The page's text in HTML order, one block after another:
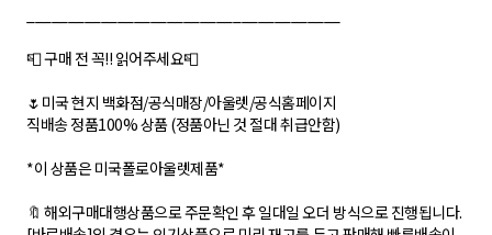
📮 구매 전 꼭!! 읽어주세요📮
🌷미국 현지 백화점/공식매장/아울렛/공식홈페이지
직배송 정품100% 상품 (정품아닌 것 절대 취급안함)
*이 상품은 미국폴로아울렛제품*
🔖 해외구매대행상품으로 주문확인 후 일대일 오더 방식으로 진행됩니다.